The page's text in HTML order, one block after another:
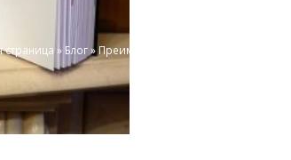
страница» Блог» Преимущества ежедневников оптом